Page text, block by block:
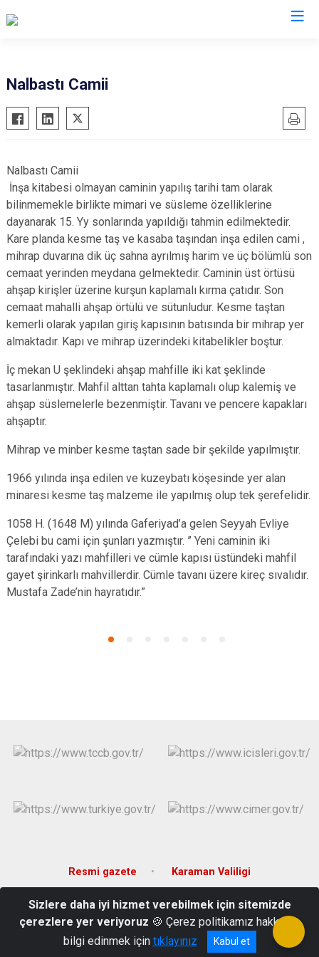
Ayrancı
Başyayla
Kazımkarabekir
Sarıveliler
Nalbastı Camii
Nalbastı Camii
İnşa kitabesi olmayan caminin yapılış tarihi tam olarak
bilinmemekle birlikte mimari ve süsleme özelliklerine
dayanarak 15. Yy sonlarında yapıldığı tahmin edilmektedir.
Kare planda kesme taş ve kasaba taşından inşa edilen cami ,
mihrap duvarına dik üç sahna ayrılmış harim ve üç bölümlü son
cemaat yerinden meydana gelmektedir. Caminin üst örtüsü
ahşap kirişler üzerine kurşun kaplamalı kırma çatıdır. Son
cemaat mahalli ahşap örtülü ve sütunludur. Kesme taştan
kemerli olarak yapılan giriş kapısının batısında bir mihrap yer
almaktadır. Kapı ve mihrap üzerindeki kitabelikler boştur.
İç mekan U şeklindeki ahşap mahfille iki kat şeklinde
tasarlanmıştır. Mahfil alttan tahta kaplamalı olup kalemiş ve
ahşap süslemelerle bezenmiştir. Tavanı ve pencere kapakları
ahşaptır.
Mihrap ve minber kesme taştan sade bir şekilde yapılmıştır.
1966 yılında inşa edilen ve kuzeybatı köşesinde yer alan
minaresi kesme taş malzeme ile yapılmış olup tek şerefelidir.
1058 H. (1648 M) yılında Gaferiyad’a gelen Seyyah Evliye
Çelebi bu cami için şunları yazmıştır. ” Yeni caminin iki
tarafındaki yazı mahfilleri ve cümle kapısı üstündeki mahfil
gayet şirinkarlı mahvillerdir. Cümle tavanı üzere kireç sıvalıdır.
Mustafa Zade’nin hayratıdır.”
Resmi gazete Karaman Valiligi
Emsalhayat, 70600 Kazımkarabekir/Karaman
0 338 311 20 02
Sizlere daha iyi hizmet verebilmek için sitemizde
çerezlere yer veriyoruz 🍪 Çerez politikamız hakkında
bilgi edinmek için tıklayınız Kabul et